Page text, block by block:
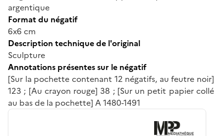
argentique
Format du négatif
6x6 cm
Description technique de l'original
Sculpture
Annotations présentes sur le négatif
[Sur la pochette contenant 12 négatifs, au feutre noir]
123 ; [Au crayon rouge] 38 ; [Sur un petit papier collé
au bas de la pochette] A 1480-1491